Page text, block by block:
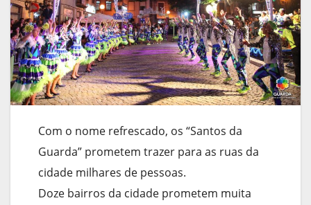
Com o nome refrescado, os “Santos da
Guarda” prometem trazer para as ruas da
cidade milhares de pessoas.
Doze bairros da cidade prometem muita